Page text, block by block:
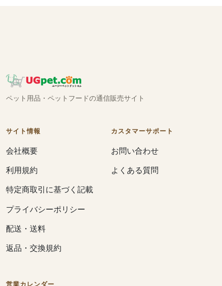
ペット用品・ペットフードの通信販売サイト
サイト情報
会社概要
利用規約
特定商取引に基づく記載
プライバシーポリシー
配送・送料
返品・交換規約
カスタマーサポート
お問い合わせ
よくある質問
営業カレンダー